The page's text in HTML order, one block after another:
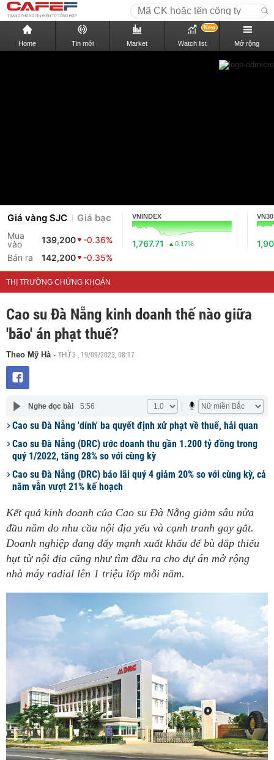
Home Tin mới Market Watch list
New
Mở rộng
Giá vàng SJC Giá bạc
Mua
vào
139,200
-0.36%
Bán ra
142,200 -0.35%
VNINDEX
1,767.71 0.17%
VN30
THỊ TRƯỜNG CHỨNG KHOÁN
Cao su Đà Nẵng kinh doanh thế nào giữa
'bão' án phạt thuế?
Theo Mỹ Hà- THỨ 3 , 19/09/2023, 08:17
Nghe đọc bài 5:56
Cao su Đà Nẵng 'dính' ba quyết định xử phạt về thuế, hải quan
Cao su Đà Nẵng (DRC) ước doanh thu gần 1.200 tỷ đồng trong
quý 1/2022, tăng 28% so với cùng kỳ
Cao su Đà Nẵng (DRC) báo lãi quý 4 giảm 20% so với cùng kỳ, cả
năm vẫn vượt 21% kế hoạch
Kết quả kinh doanh của Cao su Đà Nẵng giảm sâu nửa
đầu năm do nhu cầu nội địa yếu và cạnh tranh gay gắt.
Doanh nghiệp đang đẩy mạnh xuất khẩu để bù đắp thiếu
hụt từ nội địa cũng như tìm đầu ra cho dự án mở rộng
nhà máy radial lên 1 triệu lốp mỗi năm.